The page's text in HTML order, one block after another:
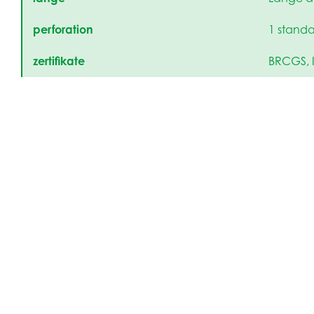
perforation 1
zertifikate BRCGS,